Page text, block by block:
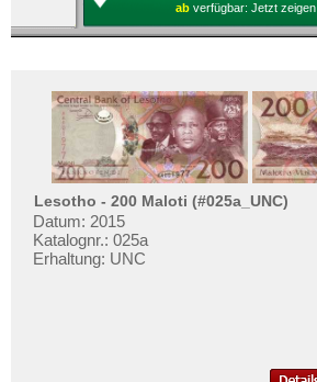
ab verfügbar: Jetzt zeigen
Lesotho - 200 Maloti (#025a_UNC)
Datum: 2015
Katalognr.: 025a
Erhaltung: UNC